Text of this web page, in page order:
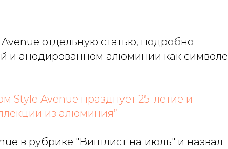
отдельную статью, подробно
и анодированном алюминии как символе
Style Avenue празднует 25-летие и
из алюминия”
в рубрике "Вишлист на июль" и назвал